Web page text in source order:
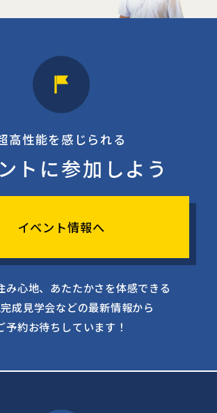
高性能を感じられる
トに参加しよう
イベント情報へ
み心地、あたたかさを体感できる
成見学会などの最新情報から
予約お待ちしています！